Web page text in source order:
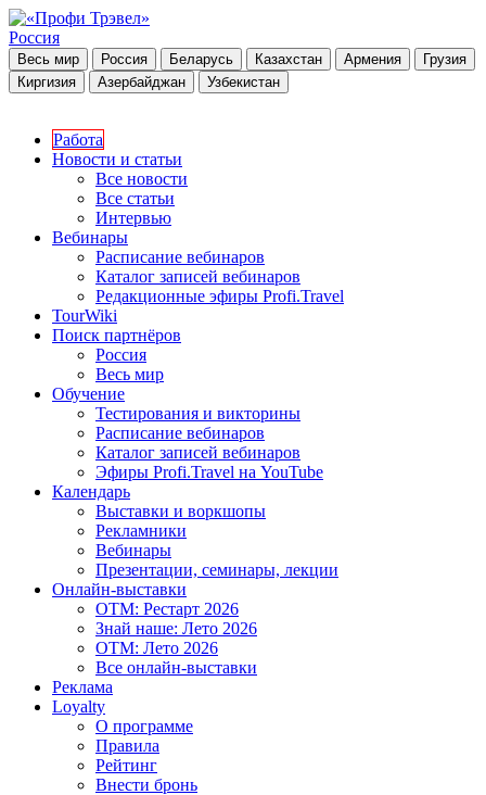
Россия
Весь мир Россия Беларусь Казахстан Армения
Грузия
Киргизия
Азербайджан Узбекистан
Работа
Новости и статьи
Все новости
Все статьи
Интервью
Вебинары
Расписание вебинаров
Каталог записей вебинаров
Редакционные эфиры Profi.Travel
TourWiki
Поиск партнёров
Россия
Весь мир
Обучение
Тестирования и викторины
Расписание вебинаров
Каталог записей вебинаров
Эфиры Profi.Travel на YouTube
Календарь
Выставки и воркшопы
Рекламники
Вебинары
Презентации, семинары, лекции
Онлайн-выставки
OTM: Рестарт 2026
Знай наше: Лето 2026
OTM: Лето 2026
Все онлайн-выставки
Реклама
Loyalty
О программе
Правила
Рейтинг
Внести бронь